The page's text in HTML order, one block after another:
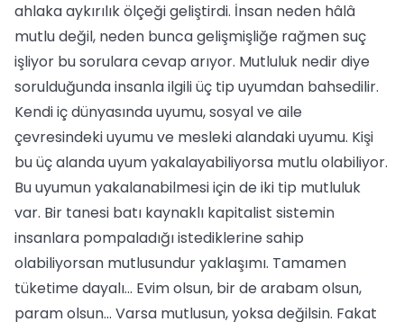
ahlaka aykırılık ölçeği geliştirdi. İnsan neden hâlâ
mutlu değil, neden bunca gelişmişliğe rağmen suç
işliyor bu sorulara cevap arıyor. Mutluluk nedir diye
sorulduğunda insanla ilgili üç tip uyumdan bahsedilir.
Kendi iç dünyasında uyumu, sosyal ve aile
çevresindeki uyumu ve mesleki alandaki uyumu. Kişi
bu üç alanda uyum yakalayabiliyorsa mutlu olabiliyor.
Bu uyumun yakalanabilmesi için de iki tip mutluluk
var. Bir tanesi batı kaynaklı kapitalist sistemin
insanlara pompaladığı istediklerine sahip
olabiliyorsan mutlusundur yaklaşımı. Tamamen
tüketime dayalı... Evim olsun, bir de arabam olsun,
param olsun... Varsa mutlusun, yoksa değilsin. Fakat